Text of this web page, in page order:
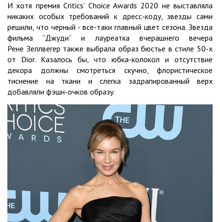
И хотя премия Critics’ Choice Awards 2020 не выставляла
никаких особых требований к дресс-коду, звезды сами
решили, что черный - все-таки главный цвет сезона. Звезда
фильма “Джуди” и лауреатка вчерашнего вечера
Рене Зеллвегер также выбрала образ бюстье в стиле 50-х
от Dior. Казалось бы, что юбка-колокол и отсутствие
декора должны смотреться скучно, флористическое
тиснение на ткани и слегка задрапированный верх
добавляли фэшн-очков образу.